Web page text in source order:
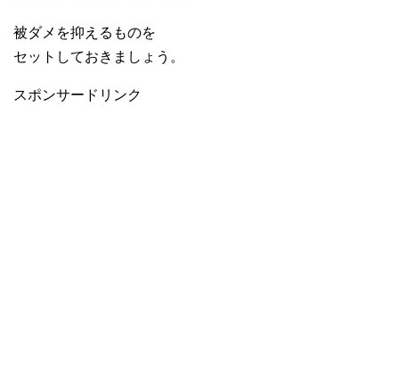
被ダメを抑えるものを
セットしておきましょう。
スポンサードリンク